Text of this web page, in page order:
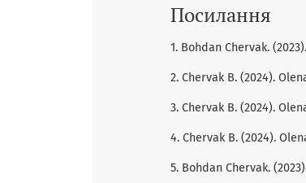
Посилання
1. Bohdan Chervak.
2. Chervak B. (2024).
3. Chervak B. (2024).
4. Chervak B. (2024).
5. Bohdan Chervak.